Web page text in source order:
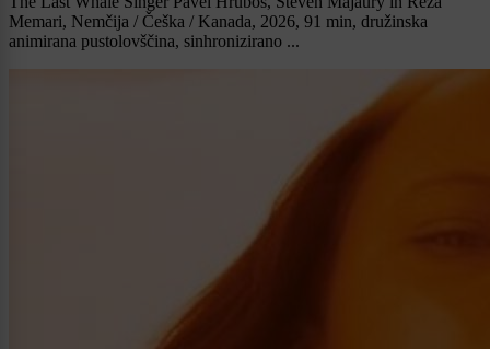
Memari, Nemčija / Češka / Kanada, 2026, 91 min, družinska
animirana pustolovščina, sinhronizirano ...